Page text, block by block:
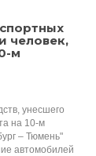
человек,
м
унесшего
на 10-м
– Тюмень"
автомобилей